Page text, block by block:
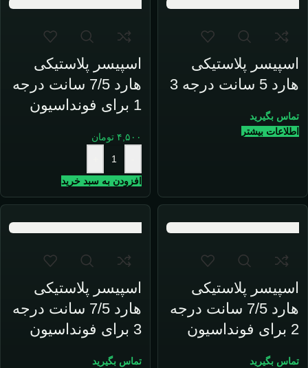
اسپیسر پلاستیکی
هارد 5 سانت درجه 3
تماس بگیرید
اطلاعات بیشتر
اسپیسر پلاستیکی
هارد 7/5 سانت درجه
1 برای فونداسیون
۴,۵۰۰ تومان
افزودن به سبد خرید
اسپیسر پلاستیکی
هارد 7/5 سانت درجه
2 برای فونداسیون
تماس بگیرید
اسپیسر پلاستیکی
هارد 7/5 سانت درجه
3 برای فونداسیون
تماس بگیرید